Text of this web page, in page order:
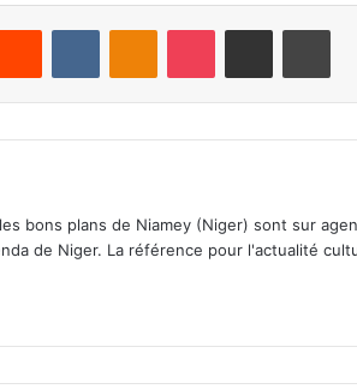
bons plans de Niamey (Niger) sont sur
de Niger. La référence pour l'actualité